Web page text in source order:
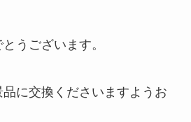
うございます。
に交換くださいますようお